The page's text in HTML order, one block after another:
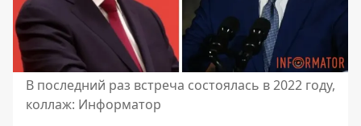
В последний раз встреча состоялась в 2022 году,
коллаж: Информатор